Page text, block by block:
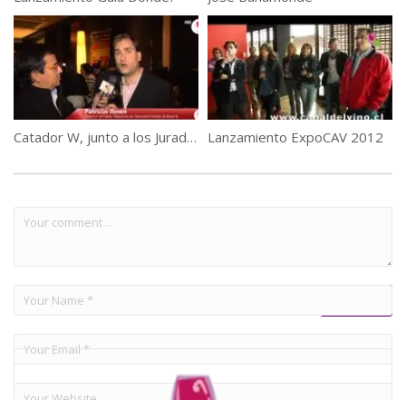
Catador W, junto a los Jurados Lanzamiento ExpoCAV 2012